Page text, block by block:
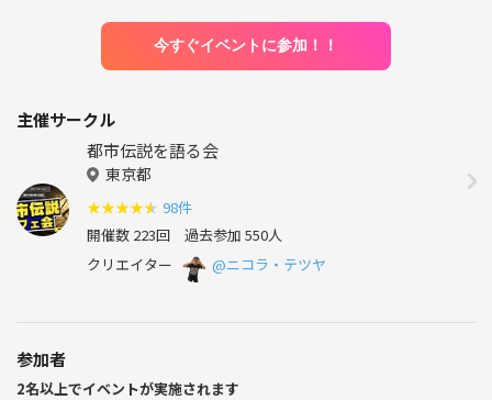
今すぐイベントに参加！！
主催サークル
都市伝説を語る会
東京都
★★★★★ 98件
開催数 223回 過去参加 550人
クリエイター
@ニコラ・テツヤ
参加者
2名以上でイベントが実施されます